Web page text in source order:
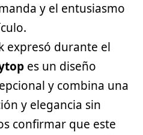
y el entusiasmo
expresó durante el
es un diseño
y combina una
y elegancia sin
confirmar que este